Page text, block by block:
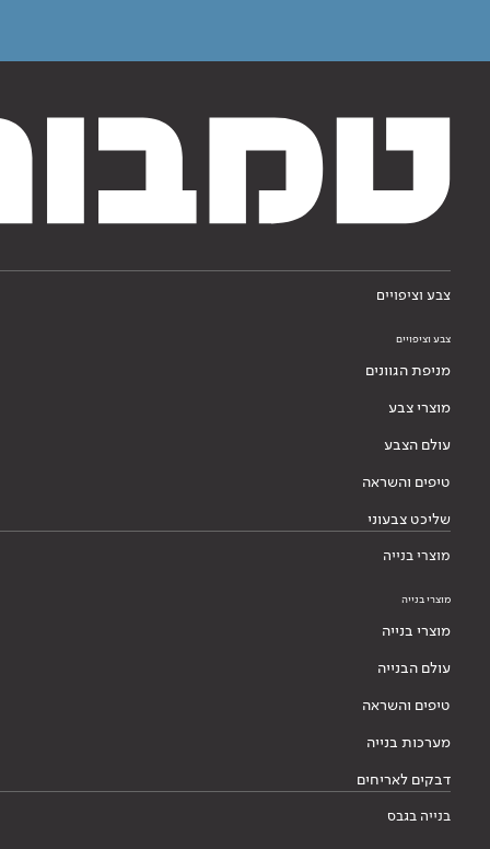
צבע וציפויים
צבע וציפויים
מניפת הגוונים
מוצרי צבע
עולם הצבע
טיפים והשראה
שליכט צבעוני
מוצרי בנייה
מוצרי בנייה
מוצרי בנייה
עולם הבנייה
טיפים והשראה
מערכות בנייה
דבקים לאריחים
בנייה בגבס